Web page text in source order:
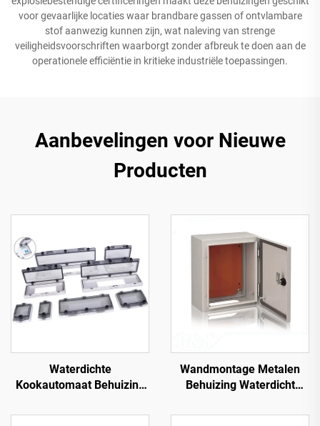
voor gevaarlijke locaties waar brandbare gassen of ontvlambare
stof aanwezig kunnen zijn, wat naleving van strenge
veiligheidsvoorschriften waarborgt zonder afbreuk te doen aan de
operationele efficiëntie in kritieke industriële toepassingen.
Aanbevelingen voor Nieuwe
Producten
Waterdichte
Kookautomaat Behuizing
Transparant
Wandmontage Metalen
Behuizing Waterdicht